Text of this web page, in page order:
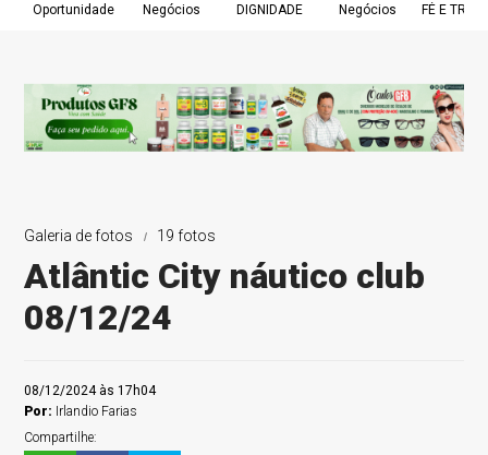
Oportunidade Negócios DIGNIDADE Negócios FÉ E
Galeria de fotos 19 fotos
Atlântic City náutico club
08/12/24
08/12/2024 às 17h04
Por: Irlandio Farias
Compartilhe: